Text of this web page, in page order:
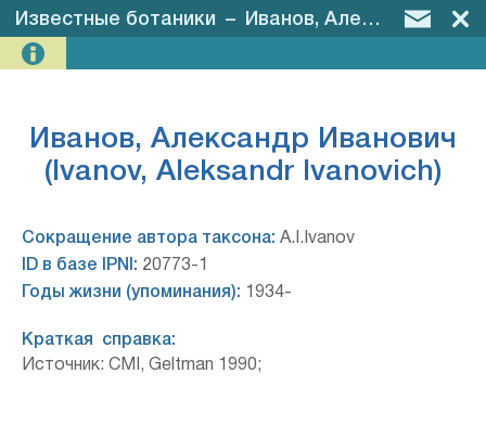
Известные ботаники – Иванов, Александр Иванович (Ivanov, Aleksandr Ivanovich)
Иванов, Александр Иванович
(Ivanov, Aleksandr Ivanovich)
Сокращение автора таксона: A.I.Ivanov
ID в базе IPNI: 20773-1
Годы жизни (упоминания): 1934-
Краткая справка:
Источник: CMI, Geltman 1990;